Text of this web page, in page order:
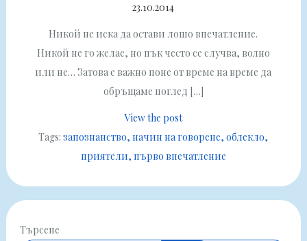
23.10.2014
Никой не иска да остави лошо впечатление.
Никой не го желае, но пък често се случва, волно
или не… Затова е важно поне от време на време да
обръщаме поглед […]
View the post
Tags:запознанство начин на говорене облекло
приятели първо впечатление
Търсене